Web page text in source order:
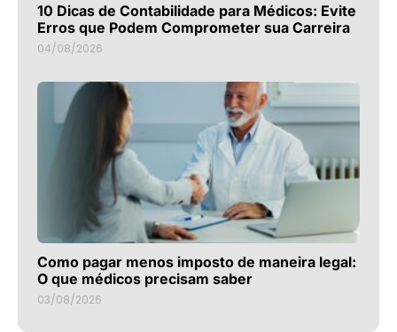
10 Dicas de Contabilidade para Médicos: Evite
Erros que Podem Comprometer sua Carreira
04/08/2026
Como pagar menos imposto de maneira legal:
O que médicos precisam saber
03/08/2026